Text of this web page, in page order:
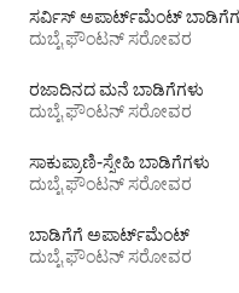
ಸರ್ವಿಸ್ ಅಪಾರ್ಟ್‌ಮೆಂಟ್
ದುಬೈ ಫೌಂಟನ್ ಸರೋವರ
ರಜಾದಿನದ ಮನೆ ಬಾಡಿಗೆಗಳು
ದುಬೈ ಫೌಂಟನ್ ಸರೋವರ
ಸಾಕುಪ್ರಾಣಿ-ಸ್ನೇಹಿ ಬಾಡಿಗೆಗಳು
ದುಬೈ ಫೌಂಟನ್ ಸರೋವರ
ಬಾಡಿಗೆಗೆ ಅಪಾರ್ಟ್‌ಮೆಂಟ್‌
ದುಬೈ ಫೌಂಟನ್ ಸರೋವರ